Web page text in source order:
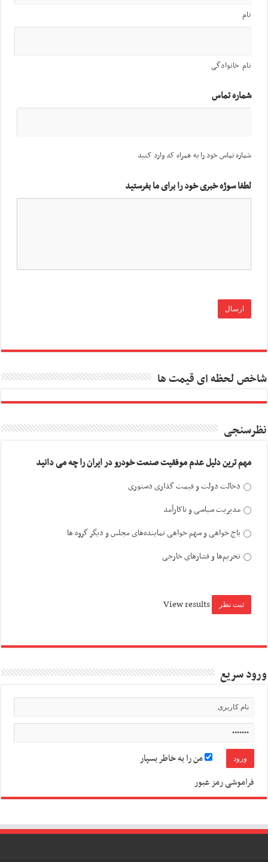
نام
نام خانوادگی
شماره تماس
شماره تماس خود را به همراه کد وارد کنید
لطفا سوژه خبری خود را برای ما بفرستید
شاخص لحظه ای قیمت ها
نظرسنجی
مهم ترین دلیل عدم موفقیت صنعت خودرو در ایران را چه می دانید
دخالت دولت و قیمت گذاری دستوری
مدیریت سیاسی و ناکارآمد
باج خواهی و سهم خواهی نماینده‌های مجلس و دیگر گروه ها
تحریم‌ها و فشارهای خارجی
View results
ورود سریع
من را به خاطر بسپار
فراموشی رمز عبور